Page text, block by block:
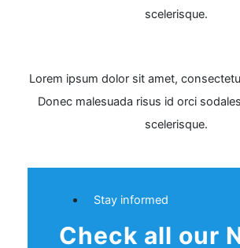
scelerisque.
Lorem ipsum dolor sit amet,
Donec malesuada risus id orci
scelerisque.
Stay informed
Check all our